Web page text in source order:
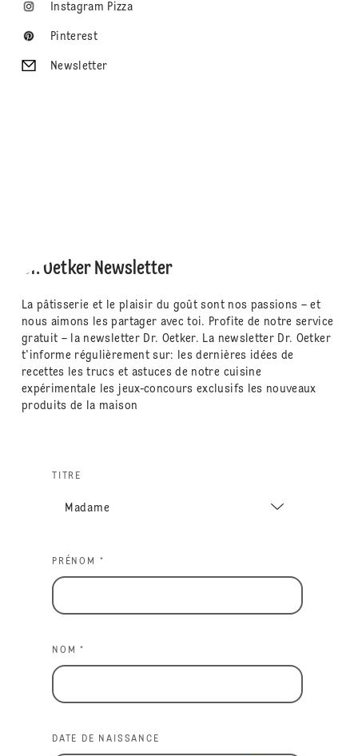
Instagram Pizza
Pinterest
Newsletter
Dr. Oetker Newsletter
La pâtisserie et le plaisir du goût sont nos passions – et
nous aimons les partager avec toi. Profite de notre service
gratuit – la newsletter Dr. Oetker. La newsletter Dr. Oetker
t'informe régulièrement sur: les dernières idées de
recettes les trucs et astuces de notre cuisine
expérimentale les jeux-concours exclusifs les nouveaux
produits de la maison
TITRE
PRÉNOM *
NOM *
DATE DE NAISSANCE